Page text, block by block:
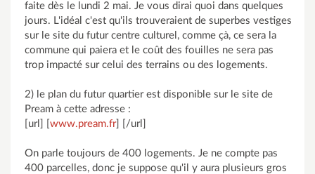
faite dès le lundi 2 mai. Je vous dirai quoi dans quelques
jours. L'idéal c'est qu'ils trouveraient de superbes vestiges
sur le site du futur centre culturel, comme çà, ce sera la
commune qui paiera et le coût des fouilles ne sera pas
trop impacté sur celui des terrains ou des logements.
2) le plan du futur quartier est disponible sur le site de
Pream à cette adresse :
[url] [ www.pream.fr] [/url]
On parle toujours de 400 logements. Je ne compte pas
400 parcelles, donc je suppose qu'il y aura plusieurs gros